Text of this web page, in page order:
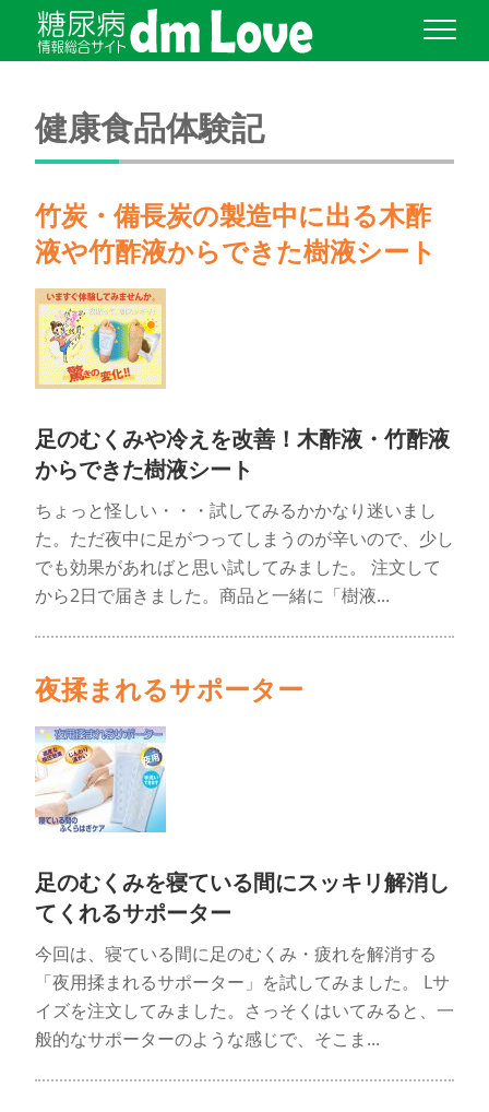
健康食品体験記
竹炭・備長炭の製造中に出る木酢
液や竹酢液からできた樹液シート
足のむくみや冷えを改善！木酢液・竹酢液
からできた樹液シート
ちょっと怪しい・・・試してみるかかなり迷いまし
た。ただ夜中に足がつってしまうのが辛いので、少し
でも効果があればと思い試してみました。 注文して
から2日で届きました。商品と一緒に「樹液...
夜揉まれるサポーター
足のむくみを寝ている間にスッキリ解消し
てくれるサポーター
今回は、寝ている間に足のむくみ・疲れを解消する
「夜用揉まれるサポーター」を試してみました。 Lサ
イズを注文してみました。さっそくはいてみると、一
般的なサポーターのような感じで、そこま...